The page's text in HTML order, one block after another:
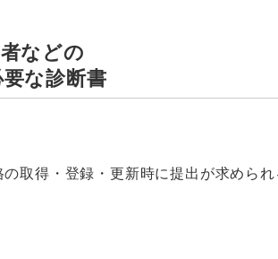
などの
な診断書
取得・登録・更新時に提出が求められ